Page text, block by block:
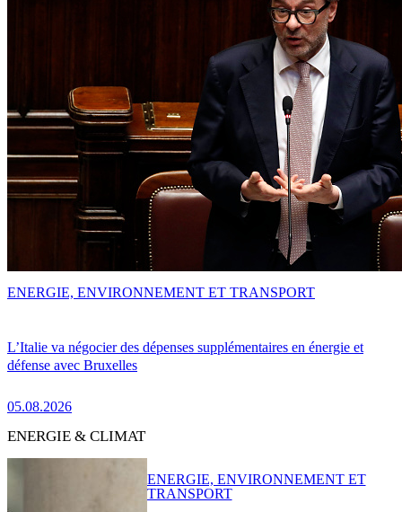
L’Italie va négocier des dépenses supplémentaires en énergie et
défense avec Bruxelles
05.08.2026
ENERGIE, ENVIRONNEMENT ET TRANSPORT
ENERGIE & CLIMAT
ENERGIE, ENVIRONNEMENT ET
TRANSPORT